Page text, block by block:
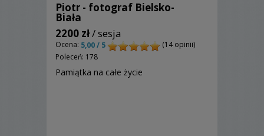
Piotr - fotograf Bielsko-
Biała
2200 zł/ sesja
Ocena: 5,00 / 5
(14 opinii)
Poleceń: 178
Pamiątka na całe życie